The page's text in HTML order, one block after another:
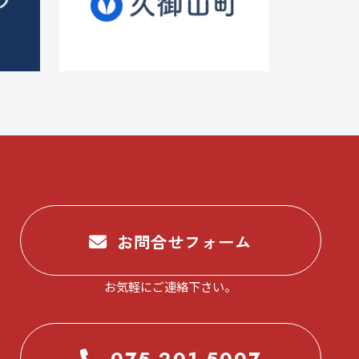
お問合せフォーム
お気軽にご連絡下さい。